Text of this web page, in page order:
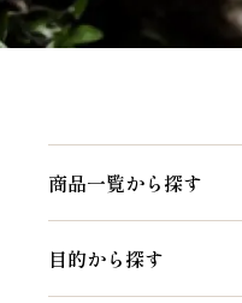
商品一覧から探す
目的から探す